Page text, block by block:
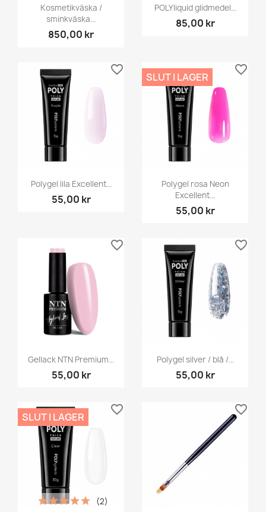
Kosmetikväska /
sminkväska...
850,00 kr
POLYliquid glidmedel...
85,00 kr
Polygel lila Excellent...
55,00 kr
favorite_border
Polygel rosa Neon
Excellent...
55,00 kr
SLUT I LAGER
favorite_border
Gellack NTN Premium...
55,00 kr
favorite_border
Polygel silver / blå /...
55,00 kr
favorite_border
(2)
SLUT I LAGER
favorite_border favorite_border